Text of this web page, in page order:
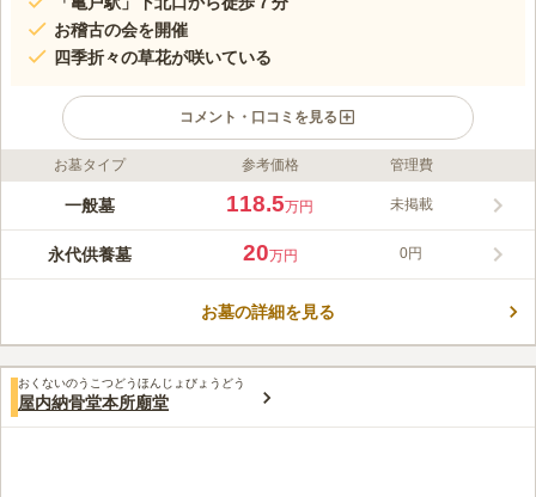
お稽古の会を開催
四季折々の草花が咲いている
コメント・口コミを見る
ライフドット編集部のコメント
寶蓮寺は歴史の古いお寺で、1303年創建と伝えられています。
会、ヨーガ教室などがあり、新しい縁を求める方や、趣味を増や
したい方、そして初心者でも安心して参加することができます。
みんなの評価
4.8 口コミ1件
50代男性
お花は、明治通り沿いのオリンピックというスーパーマーケット
のレジ横に売っています。お供物もこちらで購入することが多いです。
お墓タイプ 参考価格 管理費
一般墓 118.5万円 未掲載
永代供養墓 20万円 0円
お墓の詳細を見る
おくないのうこつどうほんじょびょうどう
屋内納骨堂本所廟堂